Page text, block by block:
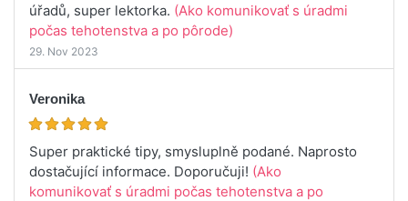
úřadů, super lektorka. (Ako komunikovať s úradmi
počas tehotenstva a po pôrode)
29. Nov 2023
Veronika
Super praktické tipy, smysluplně podané. Naprosto
dostačující informace. Doporučuji! (Ako
komunikovať s úradmi počas tehotenstva a po